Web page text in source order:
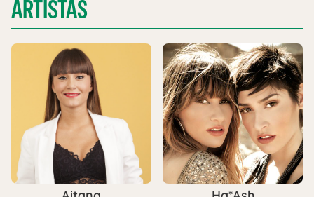
ARTISTAS